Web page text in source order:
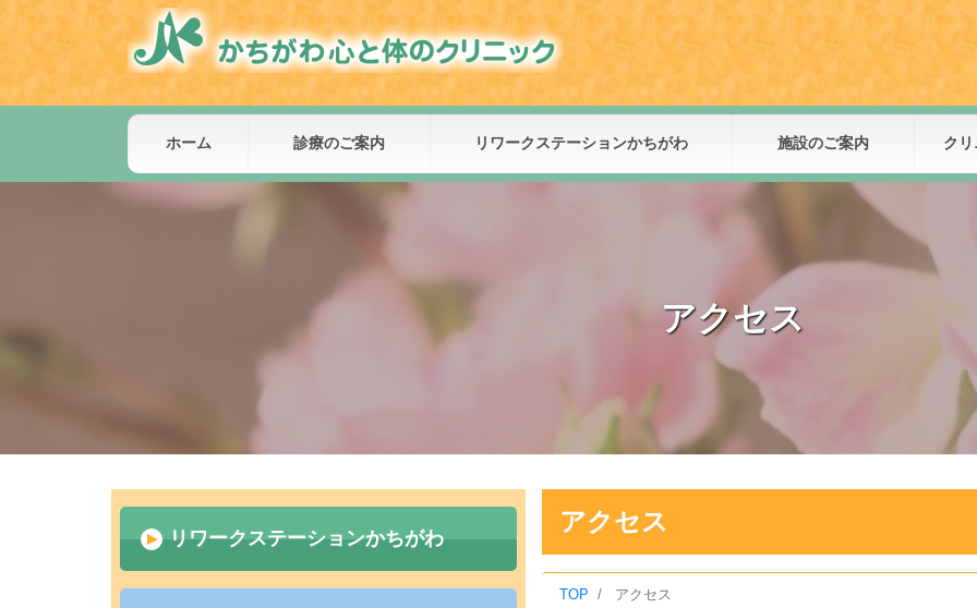
ホーム 診療のご案内 リワークステーションかちがわ 施設のご案内 ク
アクセス
アクセス
TOP アクセス
リワークステーションかちがわ